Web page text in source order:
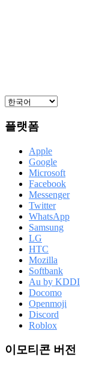
플랫폼
Apple
Google
Microsoft
Facebook
Messenger
Twitter
WhatsApp
Samsung
LG
HTC
Mozilla
Softbank
Au by KDDI
Docomo
Openmoji
Discord
Roblox
이모티콘 버전